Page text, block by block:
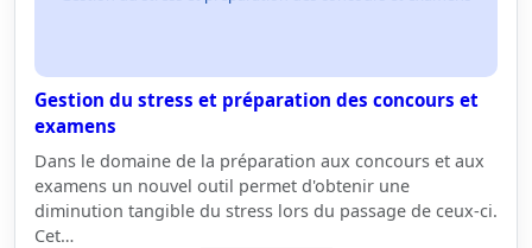
Gestion du stress et préparation des concours et
examens
Dans le domaine de la préparation aux concours et aux
examens un nouvel outil permet d'obtenir une
diminution tangible du stress lors du passage de ceux-ci.
Cet…